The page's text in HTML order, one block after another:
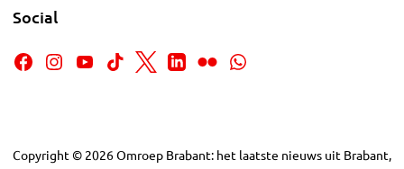
Social
Copyright © 2026Omroep Brabant: het laatste nieuws uit Brabant,